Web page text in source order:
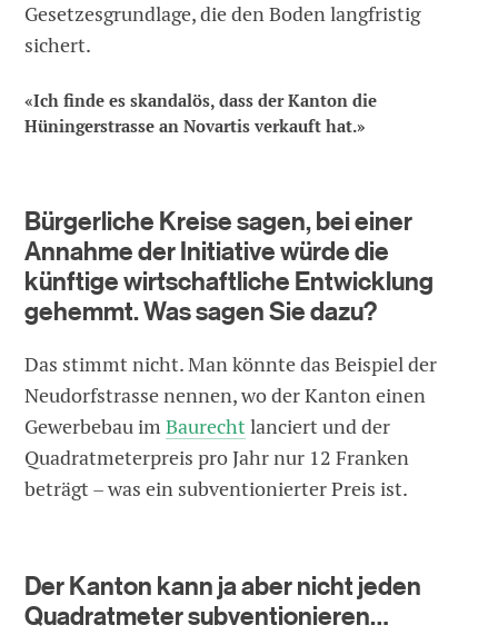
Gesetzesgrundlage, die den Boden langfristig
sichert.
«Ich finde es skandalös, dass der Kanton die
Hüningerstrasse an Novartis verkauft hat.»
Bürgerliche Kreise sagen, bei einer
Annahme der Initiative würde die
künftige wirtschaftliche Entwicklung
gehemmt. Was sagen Sie dazu?
Das stimmt nicht. Man könnte das Beispiel der
Neudorfstrasse nennen, wo der Kanton einen
Gewerbebau imBaurechtlanciert und der
Quadratmeterpreis pro Jahr nur 12 Franken
beträgt – was ein subventionierter Preis ist.
Der Kanton kann ja aber nicht jeden
Quadratmeter subventionieren…